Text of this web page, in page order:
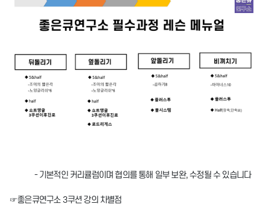
- 기본적인 커리큘럼이며 협의를 통해 일부 보완, 수정될 수 있습니다
☞좋은큐연구소 3쿠션 강의 차별점